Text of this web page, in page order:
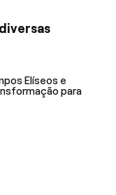
Elíseos e
para